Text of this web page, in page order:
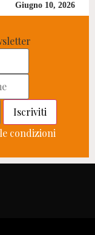
Giugno 10, 2026
condizioni